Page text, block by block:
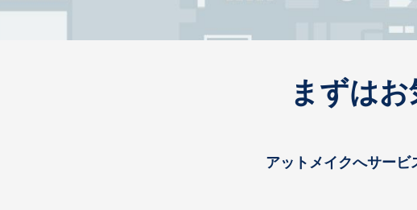
まずは
アットメイクへサービ